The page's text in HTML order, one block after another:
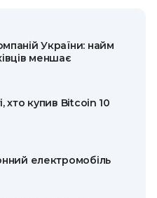
України: найм
меншає
хто купив Bitcoin 10
електромобіль